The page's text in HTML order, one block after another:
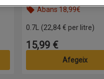
Abans 18,99€
0.7L (22,84 € per litre)
Preu
15,99 €
Afegeix